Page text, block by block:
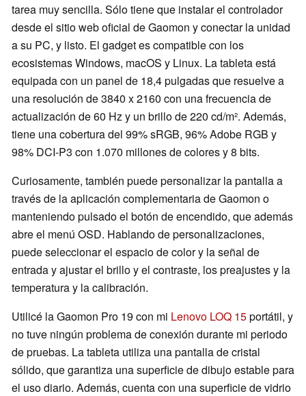
tarea muy sencilla. Sólo tiene que instalar el controlador
desde el sitio web oficial de Gaomon y conectar la unidad
a su PC, y listo. El gadget es compatible con los
ecosistemas Windows, macOS y Linux. La tableta está
equipada con un panel de 18,4 pulgadas que resuelve a
una resolución de 3840 x 2160 con una frecuencia de
actualización de 60 Hz y un brillo de 220 cd/m². Además,
tiene una cobertura del 99% sRGB, 96% Adobe RGB y
98% DCI-P3 con 1.070 millones de colores y 8 bits.
Curiosamente, también puede personalizar la pantalla a
través de la aplicación complementaria de Gaomon o
manteniendo pulsado el botón de encendido, que además
abre el menú OSD. Hablando de personalizaciones,
puede seleccionar el espacio de color y la señal de
entrada y ajustar el brillo y el contraste, los preajustes y la
temperatura y la calibración.
Utilicé la Gaomon Pro 19 con mi Lenovo LOQ 15portátil, y
no tuve ningún problema de conexión durante mi periodo
de pruebas. La tableta utiliza una pantalla de cristal
sólido, que garantiza una superficie de dibujo estable para
el uso diario. Además, cuenta con una superficie de vidrio